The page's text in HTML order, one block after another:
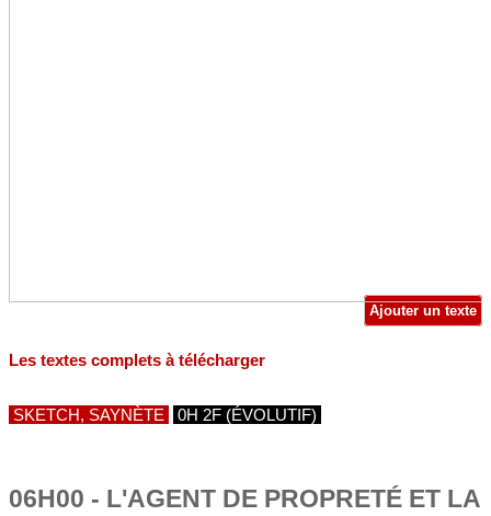
Ajouter un texte
Les textes complets à télécharger
SKETCH, SAYNÈTE 0H 2F (ÉVOLUTIF)
06H00 - L'AGENT DE PROPRETÉ ET LA